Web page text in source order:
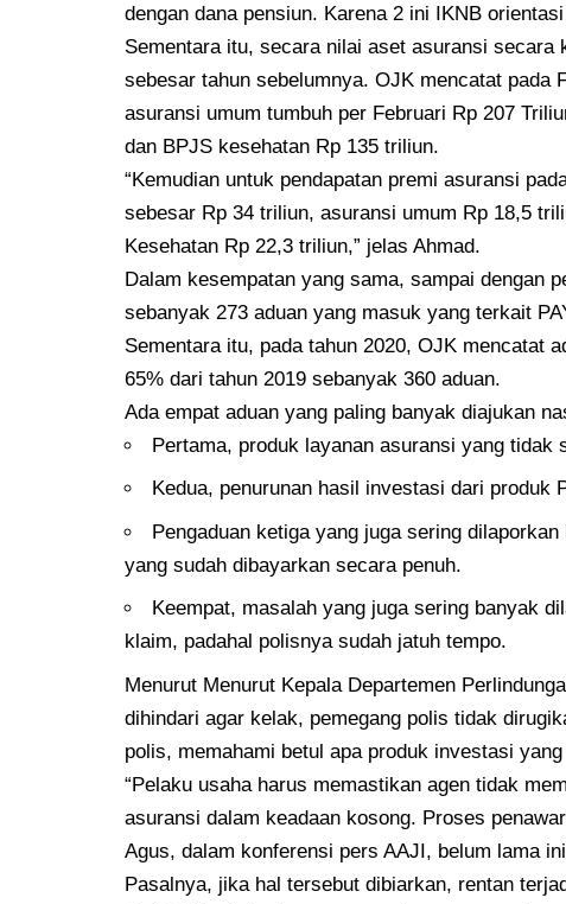
dengan dana pensiun. Karena 2 ini IKNB
Sementara itu, secara nilai aset asuransi
sebesar tahun sebelumnya. OJK mencatat pada
asuransi umum tumbuh per Februari Rp 207
dan BPJS kesehatan Rp 135 triliun.
“Kemudian untuk pendapatan premi asuransi
sebesar Rp 34 triliun, asuransi umum Rp 18,5
Kesehatan Rp 22,3 triliun,” jelas Ahmad.
Dalam kesempatan yang sama, sampai dengan
sebanyak 273 aduan yang masuk yang terkait
Sementara itu, pada tahun 2020, OJK mencatat
65% dari tahun 2019 sebanyak 360 aduan.
Ada empat aduan yang paling banyak diajukan
Pertama, produk layanan asuransi yang tidak
Kedua, penurunan hasil investasi dari produk
Pengaduan ketiga yang juga sering
yang sudah dibayarkan secara penuh.
Keempat, masalah yang juga sering banyak
klaim, padahal polisnya sudah jatuh tempo.
Menurut Menurut Kepala Departemen
dihindari agar kelak, pemegang polis tidak
polis, memahami betul apa produk investasi
“Pelaku usaha harus memastikan agen tidak
asuransi dalam keadaan kosong. Proses
Agus, dalam konferensi pers AAJI, belum lama
Pasalnya, jika hal tersebut dibiarkan, rentan